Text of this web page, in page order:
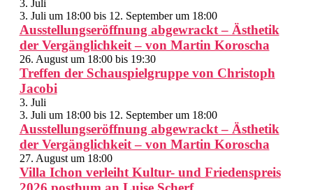
3. Juli
3. Juli um 18:00bis 12. September um 18:00
Ausstellungseröffnung abgewrackt – Ästhetik
der Vergänglichkeit – von Martin Koroscha
26. August um 18:00bis 19:30
Treffen der Schauspielgruppe von Christoph
Jacobi
3. Juli
3. Juli um 18:00bis 12. September um 18:00
Ausstellungseröffnung abgewrackt – Ästhetik
der Vergänglichkeit – von Martin Koroscha
27. August um 18:00
Villa Ichon verleiht Kultur- und Friedenspreis